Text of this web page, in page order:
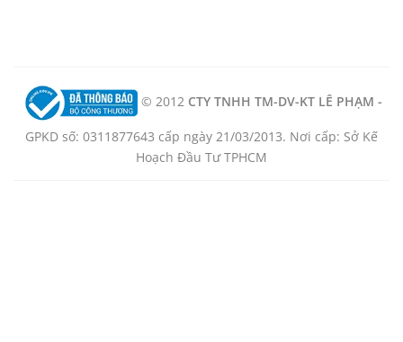
© 2012 CTY TNHH TM-DV-KT LÊ PHẠM -
GPKD số: 0311877643 cấp ngày 21/03/2013. Nơi cấp: Sở Kế
Hoạch Đầu Tư TPHCM